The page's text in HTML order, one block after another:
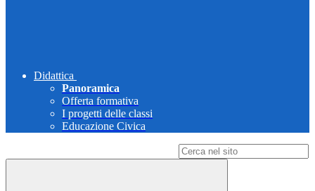
Didattica
Panoramica
Offerta formativa
I progetti delle classi
Educazione Civica